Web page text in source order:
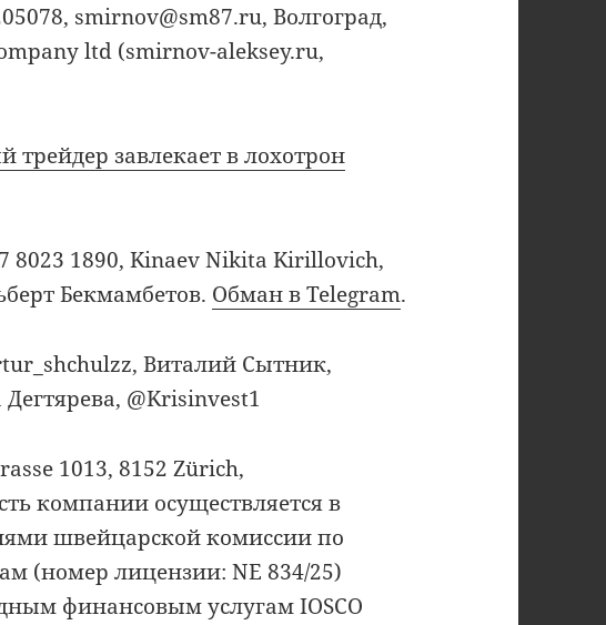
smirnov@sm87.ru, Волгоград,
ltd (smirnov-aleksey.ru,
завлекает в лохотрон
8023 1890, Kinaev Nikita Kirillovich,
Бекмамбетов. Обман в Telegram.
Виталий Сытник,
@Krisinvest1
1013, 8152 Zürich,
компании осуществляется в
швейцарской комиссии по
(номер лицензии: NE 834/25)
финансовым услугам IOSCO